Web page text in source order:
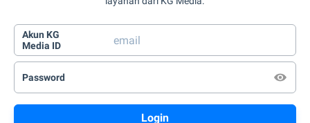
Akun KG
Media ID
Password